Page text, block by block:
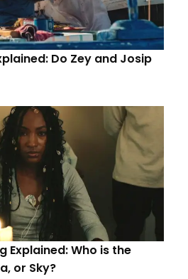
Do Zey and Josip
Explained: Who is the
or Sky?